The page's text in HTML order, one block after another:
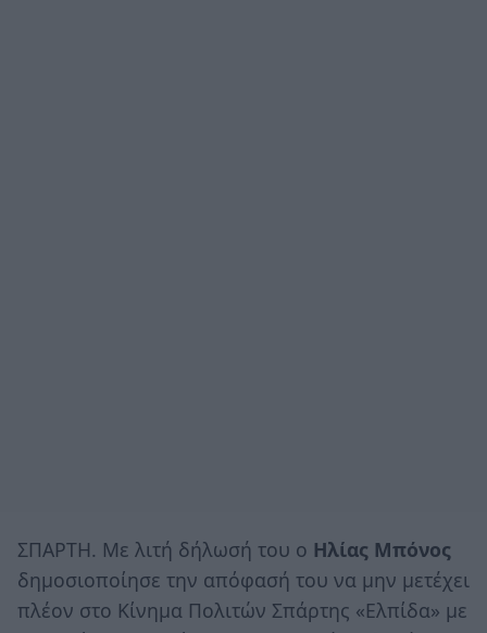
ΣΠΑΡΤΗ. Με λιτή δήλωσή του ο Ηλίας Μπόνος
δημοσιοποίησε την απόφασή του να μην μετέχει
πλέον στο Κίνημα Πολιτών Σπάρτης «Ελπίδα» με